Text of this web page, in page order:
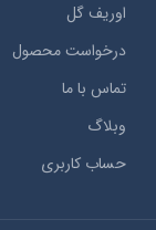
اوریف گل
درخواست محصول
تماس با ما
وبلاگ
حساب کاربری